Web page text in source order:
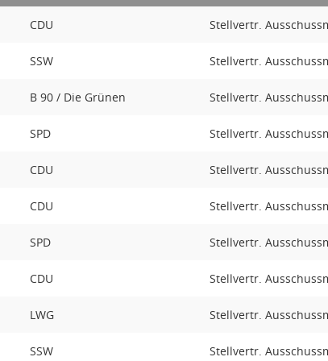
CDU Stellvertr.
SSW Stellvertr.
B 90 / Die Grünen Stellvertr.
SPD Stellvertr.
CDU Stellvertr.
CDU Stellvertr.
SPD Stellvertr.
CDU Stellvertr.
LWG Stellvertr.
SSW Stellvertr.